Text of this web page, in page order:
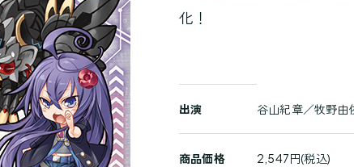
化！
出演 谷山紀章／牧野由
商品価格 2,547円(税込)